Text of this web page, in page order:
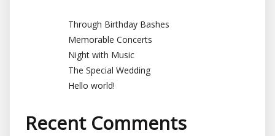
Through Birthday Bashes
Memorable Concerts
Night with Music
The Special Wedding
Hello world!
Recent Comments